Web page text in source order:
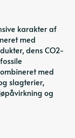
karakter af
med
dens CO2-
med
slagterier,
og